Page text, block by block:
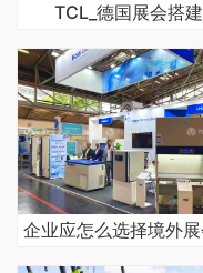
TCL_德国展会搭建